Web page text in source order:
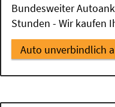
Bundesweiter
Stunden - Wir kaufen
Auto unverbindlich